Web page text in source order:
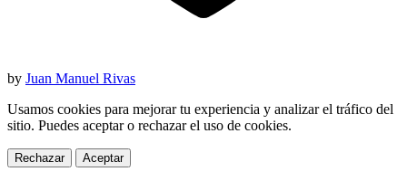
by Juan Manuel Rivas
Usamos cookies para mejorar tu experiencia y analizar el tráfico del
sitio. Puedes aceptar o rechazar el uso de cookies.
Rechazar Aceptar